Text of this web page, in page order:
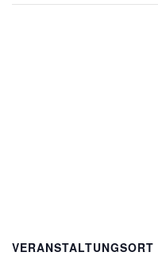
VERANSTALTUNGSORT